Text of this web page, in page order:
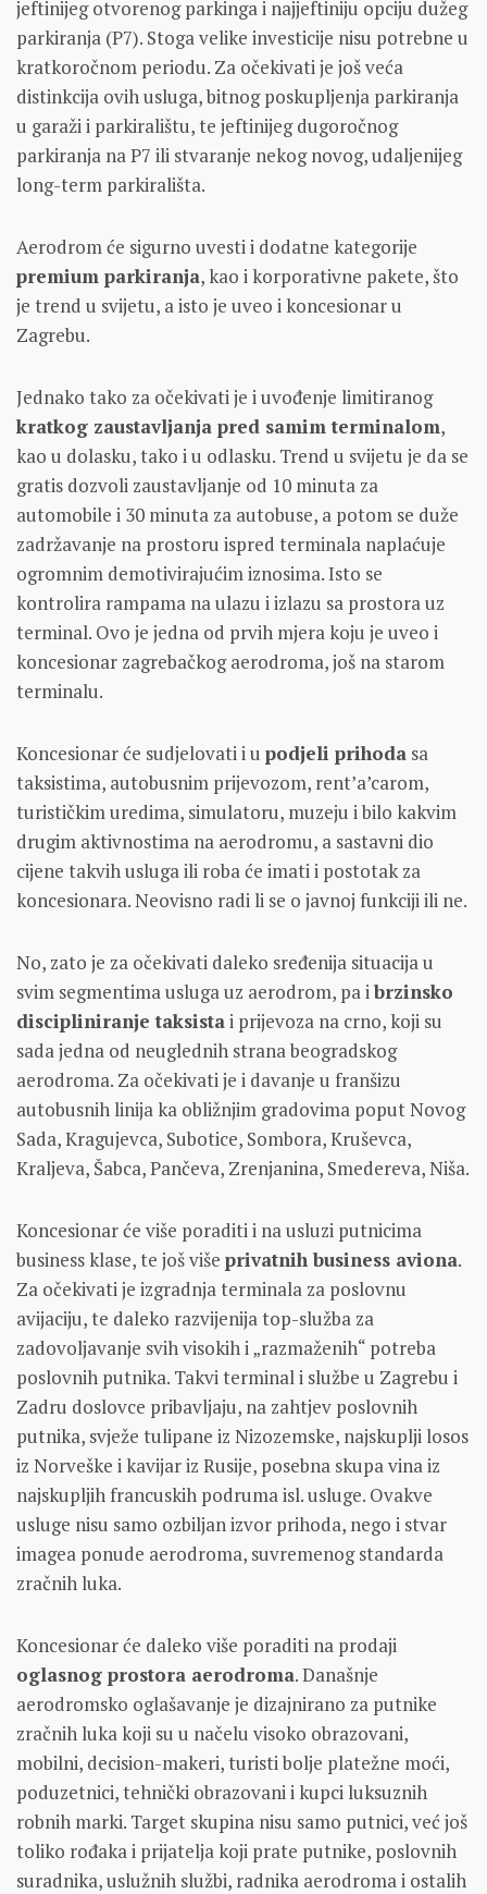
jeftinijeg otvorenog parkinga i najjeftiniju opciju dužeg
parkiranja (P7). Stoga velike investicije nisu potrebne u
kratkoročnom periodu. Za očekivati je još veća
distinkcija ovih usluga, bitnog poskupljenja parkiranja
u garaži i parkiralištu, te jeftinijeg dugoročnog
parkiranja na P7 ili stvaranje nekog novog, udaljenijeg
long-term parkirališta.
Aerodrom će sigurno uvesti i dodatne kategorije
premium parkiranja, kao i korporativne pakete, što
je trend u svijetu, a isto je uveo i koncesionar u
Zagrebu.
Jednako tako za očekivati je i uvođenje limitiranog
kratkog zaustavljanja pred samim terminalom,
kao u dolasku, tako i u odlasku. Trend u svijetu je da se
gratis dozvoli zaustavljanje od 10 minuta za
automobile i 30 minuta za autobuse, a potom se duže
zadržavanje na prostoru ispred terminala naplaćuje
ogromnim demotivirajućim iznosima. Isto se
kontrolira rampama na ulazu i izlazu sa prostora uz
terminal. Ovo je jedna od prvih mjera koju je uveo i
koncesionar zagrebačkog aerodroma, još na starom
terminalu.
Koncesionar će sudjelovati i u podjeli prihoda sa
taksistima, autobusnim prijevozom, rent’a’carom,
turističkim uredima, simulatoru, muzeju i bilo kakvim
drugim aktivnostima na aerodromu, a sastavni dio
cijene takvih usluga ili roba će imati i postotak za
koncesionara. Neovisno radi li se o javnoj funkciji ili ne.
No, zato je za očekivati daleko sređenija situacija u
svim segmentima usluga uz aerodrom, pa ibrzinsko
discipliniranje taksistai prijevoza na crno, koji su
sada jedna od neuglednih strana beogradskog
aerodroma. Za očekivati je i davanje u franšizu
autobusnih linija ka obližnjim gradovima poput Novog
Sada, Kragujevca, Subotice, Sombora, Kruševca,
Kraljeva, Šabca, Pančeva, Zrenjanina, Smedereva, Niša.
Koncesionar će više poraditi i na usluzi putnicima
business klase, te još više privatnih business aviona.
Za očekivati je izgradnja terminala za poslovnu
avijaciju, te daleko razvijenija top-služba za
zadovoljavanje svih visokih i „razmaženih“ potreba
poslovnih putnika. Takvi terminal i službe u Zagrebu i
Zadru doslovce pribavljaju, na zahtjev poslovnih
putnika, svježe tulipane iz Nizozemske, najskuplji losos
iz Norveške i kavijar iz Rusije, posebna skupa vina iz
najskupljih francuskih podruma isl. usluge. Ovakve
usluge nisu samo ozbiljan izvor prihoda, nego i stvar
imagea ponude aerodroma, suvremenog standarda
zračnih luka.
Koncesionar će daleko više poraditi na prodaji
oglasnog prostora aerodroma. Današnje
aerodromsko oglašavanje je dizajnirano za putnike
zračnih luka koji su u načelu visoko obrazovani,
mobilni, decision-makeri, turisti bolje platežne moći,
poduzetnici, tehnički obrazovani i kupci luksuznih
robnih marki. Target skupina nisu samo putnici, već još
toliko rođaka i prijatelja koji prate putnike, poslovnih
suradnika, uslužnih službi, radnika aerodroma i ostalih